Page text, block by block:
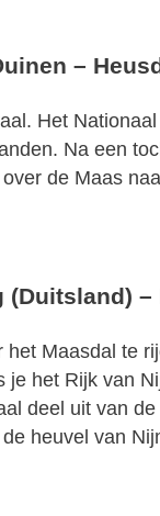
–
Het
Na een
de Maas
(Duitsland) –
Maasdal te
het Rijk van
deel uit van
heuvel van